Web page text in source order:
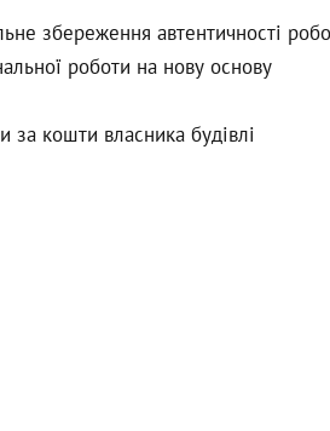
збереження автентичності
роботи на нову основу
за кошти власника будівлі